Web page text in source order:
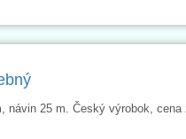
návin 25 m. Český výrobok, cena